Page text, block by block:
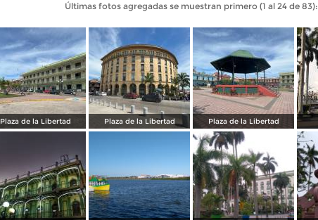
Últimas fotos agregadas se muestran primero (1 al 24 de 83):
Plaza de la Libertad Plaza de la Libertad Plaza de la Libertad